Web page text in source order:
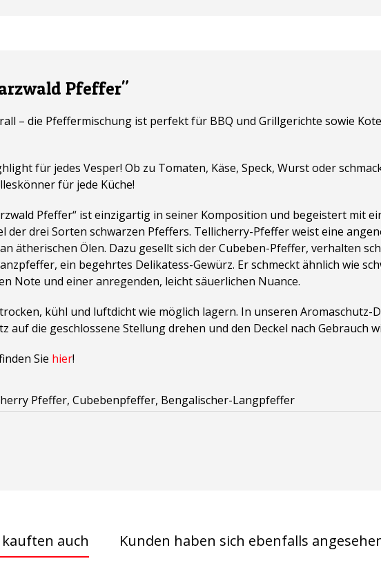
Pfeffer"
– die Pfeffermischung ist perfekt für BBQ und Grillgerichte sowie
für jedes Vesper! Ob zu Tomaten, Käse, Speck, Wurst oder
für jede Küche!
Pfeffer“ ist einzigartig in seiner Komposition und begeistert mit
der drei Sorten schwarzen Pfeffers. Tellicherry-Pfeffer weist eine
ätherischen Ölen. Dazu gesellt sich der Cubeben-Pfeffer, verhalten
ein begehrtes Delikatess-Gewürz. Er schmeckt ähnlich wie
Note und einer anregenden, leicht säuerlichen Nuance.
kühl und luftdicht wie möglich lagern. In unseren Aromaschutz-
auf die geschlossene Stellung drehen und den Deckel nach Gebrauch
Sie hier!
Pfeffer, Cubebenpfeffer, Bengalischer-Langpfeffer
auch Kunden haben sich ebenfalls